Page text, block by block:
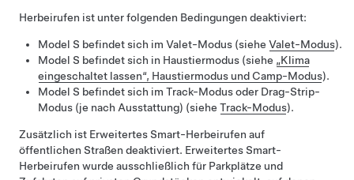
Herbeirufen ist unter folgenden Bedingungen deaktiviert:
Model S befindet sich im Valet-Modus (siehe Valet-Modus).
Model S befindet sich in Haustiermodus (siehe „Klima
eingeschaltet lassen“, Haustiermodus und Camp-Modus).
Model S befindet sich im Track-Modus oder Drag-Strip-
Modus (je nach Ausstattung) (siehe Track-Modus).
Zusätzlich ist Erweitertes Smart-Herbeirufen auf
öffentlichen Straßen deaktiviert. Erweitertes Smart-
Herbeirufen wurde ausschließlich für Parkplätze und